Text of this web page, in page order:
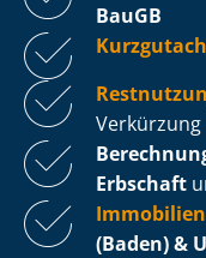
BauGB
Verkürzung
Erbschaft
(Baden) &